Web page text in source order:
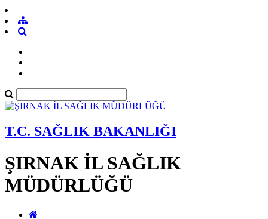
T.C. SAĞLIK BAKANLIĞI
ŞIRNAK İL SAĞLIK
MÜDÜRLÜĞÜ